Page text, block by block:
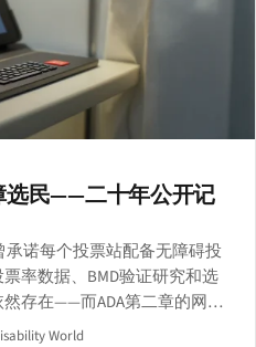
选民——二十年公开记
承诺每个投票站配备无障碍投
率数据、BMD验证研究和选
存在——而ADA第二章的网站
。
World